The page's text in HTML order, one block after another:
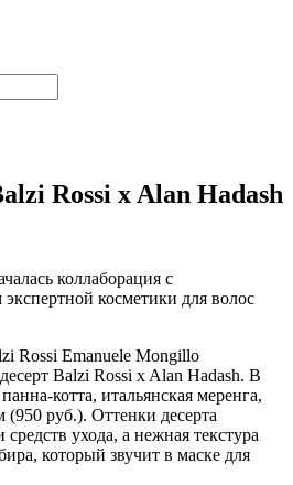
Rossi x Alan Hadash
коллаборация с
косметики для волос
Rossi Emanuele Mongillo
Balzi Rossi x Alan Hadash. В
котта, итальянская меренга,
руб.). Оттенки десерта
ухода, а нежная текстура
который звучит в маске для